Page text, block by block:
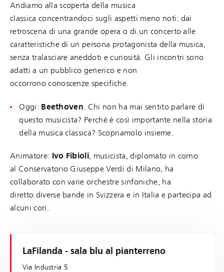
Andiamo alla scoperta della musica
classica concentrandoci sugli aspetti meno noti: dai
retroscena di una grande opera o di un concerto alle
caratteristiche di un persona protagonista della musica,
senza tralasciare aneddoti e curiosità. Gli incontri sono
adatti a un pubblico generico e non
occorrono conoscenze specifiche.
Oggi: Beethoven . Chi non ha mai sentito parlare di
questo musicista? Perché è così importante nella storia
della musica classica? Scopriamolo insieme.
Animatore: Ivo Fibioli, musicista, diplomato in corno
al Conservatorio Giuseppe Verdi di Milano, ha
collaborato con varie orchestre sinfoniche, ha
diretto diverse bande in Svizzera e in Italia e partecipa ad
alcuni cori.
LaFilanda - sala blu al pianterreno
Via Industria 5